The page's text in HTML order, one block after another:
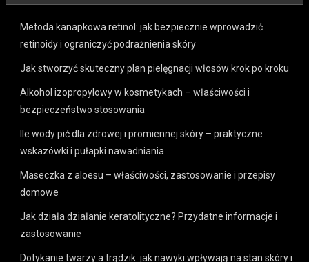
Metoda kanapkowa retinol: jak bezpiecznie wprowadzić
retinoidy i ograniczyć podrażnienia skóry
Jak stworzyć skuteczny plan pielęgnacji włosów krok po kroku
Alkohol izopropylowy w kosmetykach – właściwości i
bezpieczeństwo stosowania
Ile wody pić dla zdrowej i promiennej skóry – praktyczne
wskazówki i pułapki nawadniania
Maseczka z aloesu – właściwości, zastosowanie i przepisy
domowe
Jak działa działanie keratolityczne? Przydatne informacje i
zastosowanie
Dotykanie twarzy a trądzik: jak nawyki wpływają na stan skóry i